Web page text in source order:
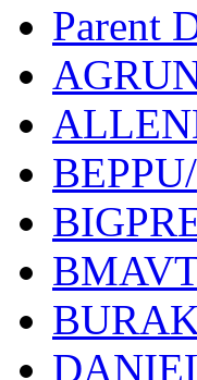
Parent
BEPPU/